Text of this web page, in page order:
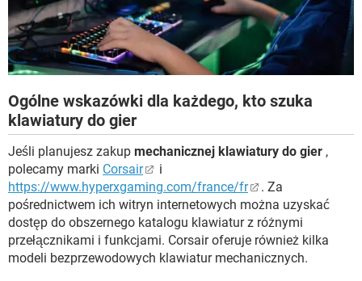
Ogólne wskazówki dla każdego, kto szuka
klawiatury do gier
Jeśli planujesz zakup mechanicznej klawiatury do gier ,
polecamy marki Corsair
i
https://www.hyperxgaming.com/france/fr
. Za
pośrednictwem ich witryn internetowych można uzyskać
dostęp do obszernego katalogu klawiatur z różnymi
przełącznikami i funkcjami. Corsair oferuje również kilka
modeli bezprzewodowych klawiatur mechanicznych.